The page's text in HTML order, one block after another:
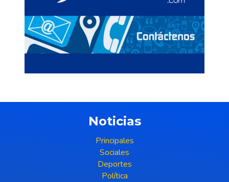
Noticias
Principales
Sociales
Deportes
Política